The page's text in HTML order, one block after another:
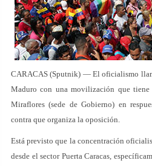
CARACAS (Sputnik) — El oficialismo
Maduro con una movilización que
Miraflores (sede de Gobierno) en
contra que organiza la oposición.
Está previsto que la concentración
desde el sector Puerta Caracas,